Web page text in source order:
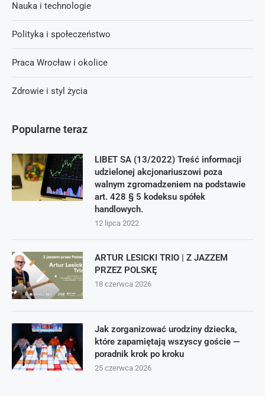
Popularne teraz
LIBET SA (13/2022) Treść informacji
udzielonej akcjonariuszowi poza
walnym zgromadzeniem na podstawie
art. 428 § 5 kodeksu spółek
handlowych.
12 lipca 2022
ARTUR LESICKI TRIO | Z JAZZEM
PRZEZ POLSKĘ
18 czerwca 2026
Jak zorganizować urodziny dziecka,
które zapamiętają wszyscy goście —
poradnik krok po kroku
25 czerwca 2026
Nauka i technologie
Polityka i społeczeństwo
Praca Wrocław i okolice
Zdrowie i styl życia